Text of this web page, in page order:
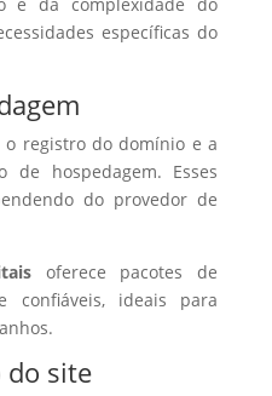
específicas do
registro do domínio e a
de hospedagem. Esses
do provedor de
oferece pacotes de
confiáveis, ideais para
do site